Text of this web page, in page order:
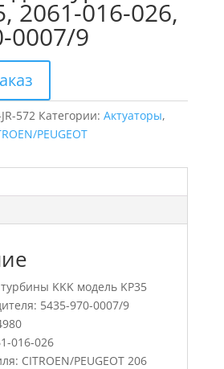
2061-016-026,
0007/9
572 Категории: Актуаторы,
PEUGEOT
KKK модель KP35
5435-970-0007/9
016-026
CITROEN/PEUGEOT 206